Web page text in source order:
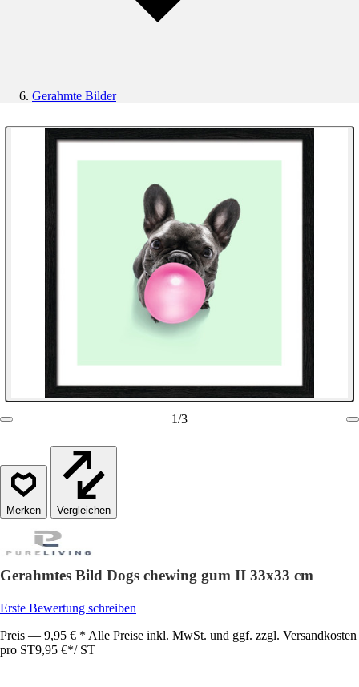
Gerahmte Bilder
1/3
Vergleichen
Gerahmtes Bild Dogs chewing gum II 33x33 cm
Erste Bewertung schreiben
Preis — 9,95 € * Alle Preise inkl. MwSt. und ggf. zzgl. Versandkosten
pro ST9,95 €*/ ST